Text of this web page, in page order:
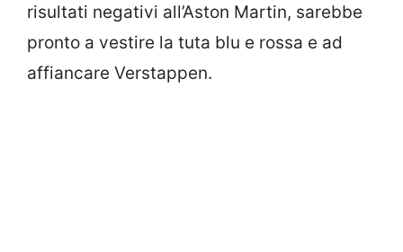
risultati negativi all’Aston Martin, sarebbe
pronto a vestire la tuta blu e rossa e ad
affiancare Verstappen.